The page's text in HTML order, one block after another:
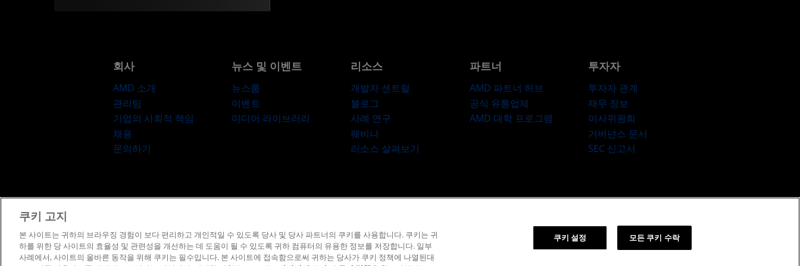
회사
AMD 소개
관리팀
기업의 사회적 책임
채용
문의하기
뉴스 및 이벤트
뉴스룸
이벤트
미디어 라이브러리
리소스
개발자 센트럴
블로그
사례 연구
웨비나
리소스 살펴보기
파트너
AMD 파트너 허브
공식 유통업체
AMD 대학 프로그램
투자자
투자자 관계
재무 정보
이사위원회
거버넌스 문서
SEC 신고서
© 2026 Advanced Micro Devices, Inc.
쿠키 고지
본 사이트는 귀하의 브라우징 경험이 보다 편리하고 개인적일 수 있도록 당사 및 당사 파트너의 쿠키를 사용합니다. 쿠키는 귀
하를 위한 당 사이트의 효율성 및 관련성을 개선하는 데 도움이 될 수 있도록 귀하 컴퓨터의 유용한 정보를 저장합니다. 일부
사례에서, 사이트의 올바른 동작을 위해 쿠키는 필수입니다. 본 사이트에 접속함으로써 귀하는 당사가 쿠키 정책에 나열된대
쿠키 설정 모든 쿠키 수락